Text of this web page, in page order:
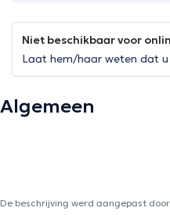
Niet beschikbaar voor
Laat hem/haar weten dat
Algemeen
De beschrijving werd aangepast